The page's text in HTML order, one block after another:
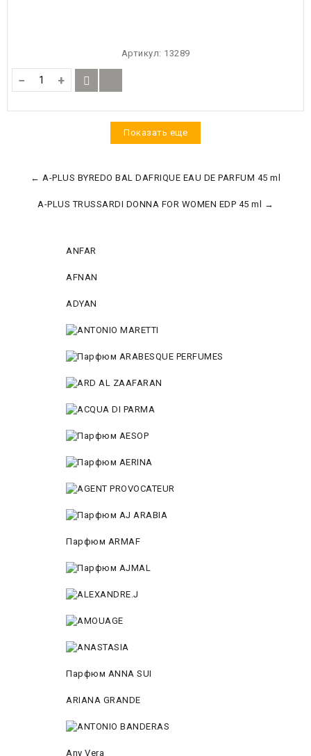
Артикул: 13289
− +
Показать еще
← A-PLUS BYREDO BAL DAFRIQUE EAU DE PARFUM 45 ml
A-PLUS TRUSSARDI DONNA FOR WOMEN EDP 45 ml →
ANFAR
AFNAN
ADYAN
Парфюм ARMAF
Парфюм ANNA SUI
ARIANA GRANDE
Any Vera